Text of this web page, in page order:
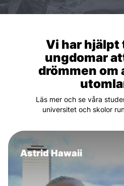
Vi har hjälpt
ungdomar
drömmen om
Läs mer och se våra
universitet och skolor
Astrid Hawaii